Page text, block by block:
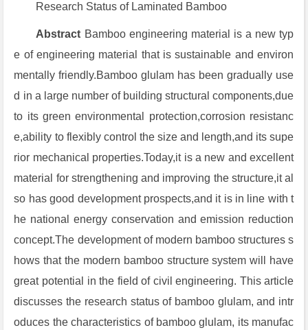
Research Status of Laminated Bamboo
Abstract Bamboo engineering material is a new typ
e of engineering material that is sustainable and environ
mentally friendly.Bamboo glulam has been gradually use
d in a large number of building structural components,due
to its green environmental protection,corrosion resistanc
e,ability to flexibly control the size and length,and its supe
rior mechanical properties.Today,it is a new and excellent
material for strengthening and improving the structure,it al
so has good development prospects,and it is in line with t
he national energy conservation and emission reduction
concept.The development of modern bamboo structures s
hows that the modern bamboo structure system will have
great potential in the field of civil engineering. This article
discusses the research status of bamboo glulam, and intr
oduces the characteristics of bamboo glulam, its manufac